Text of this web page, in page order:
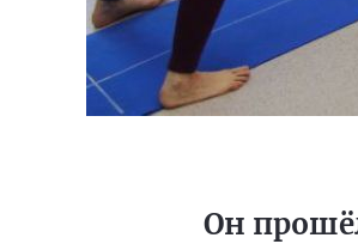
Он